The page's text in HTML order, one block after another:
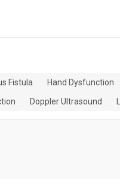
Fistula Hand Dysfunction
Doppler Ultrasound